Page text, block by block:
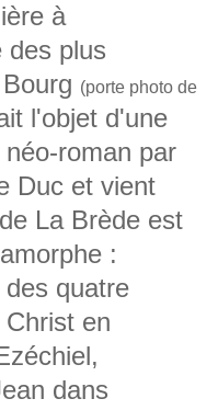
à
des plus
(porte photo de
l'objet d'une
roman par
Duc et vient
La Brède est
:
quatre
en
dans